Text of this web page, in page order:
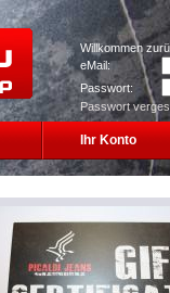
Willkommen
eMail:
Passwort:
Passwort
Ihr Konto